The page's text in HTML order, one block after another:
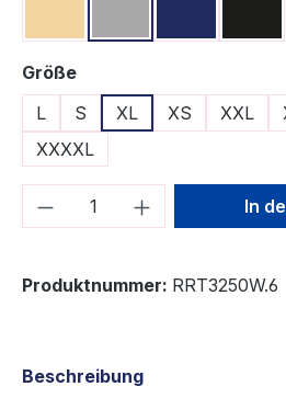
Größeauswählen
L
S XL XS XXL
XXXXL
Produkt Anzahl: Gib
In
Produktnummer: RRT3250W.6
Beschreibung